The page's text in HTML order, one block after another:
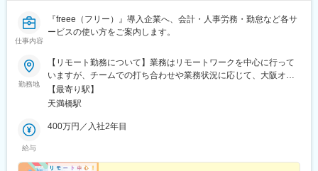
仕事内容
『freee（フリー）』導入企業へ、会計・人事労務・勤怠など各サ
ービスの使い方をご案内します。
勤務地
【リモート勤務について】業務はリモートワークを中心に行って
いますが、チームでの打ち合わせや業務状況に応じて、大阪オフ
ィスへ出社いただく日があります。※フルリモート勤務ではありま
せん【在宅勤務のサポート内容】パソコンやモニターなど、リモ
りません※U・Iターン歓迎〈所在地〉大阪府大阪市中央区谷町1-6-
【最寄り駅】
天満橋駅
給与
400万円／入社2年目